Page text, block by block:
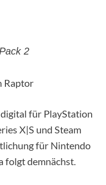
2
Raptor
für PlayStation
X|S und Steam
für Nintendo
folgt demnächst.